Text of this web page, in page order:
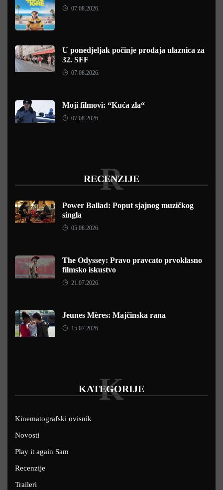
07.08.2026.
U ponedjeljak počinje prodaja ulaznica za
32. SFF
07.08.2026.
Moji filmovi: “Kuća zla“
07.08.2026.
RECENZIJE
R
Power Ballad: Poput sjajnog muzičkog
singla
05.08.2026.
The Odyssey: Pravo pravcato prvoklasno
filmsko iskustvo
21.07.2026.
Jeunes Mères: Majčinska rana
15.07.2026.
KATEGORIJE
K
Kinematografski ovisnik
Novosti
Play it again Sam
Recenzije
Traileri